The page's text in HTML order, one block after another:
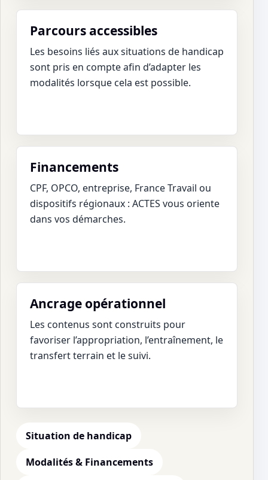
Parcours accessibles
Les besoins liés aux situations de handicap
sont pris en compte afin d’adapter les
modalités lorsque cela est possible.
Financements
CPF, OPCO, entreprise, France Travail ou
dispositifs régionaux : ACTES vous oriente
dans vos démarches.
Ancrage opérationnel
Les contenus sont construits pour
favoriser l’appropriation, l’entraînement, le
transfert terrain et le suivi.
Situation de handicap
Modalités & Financements